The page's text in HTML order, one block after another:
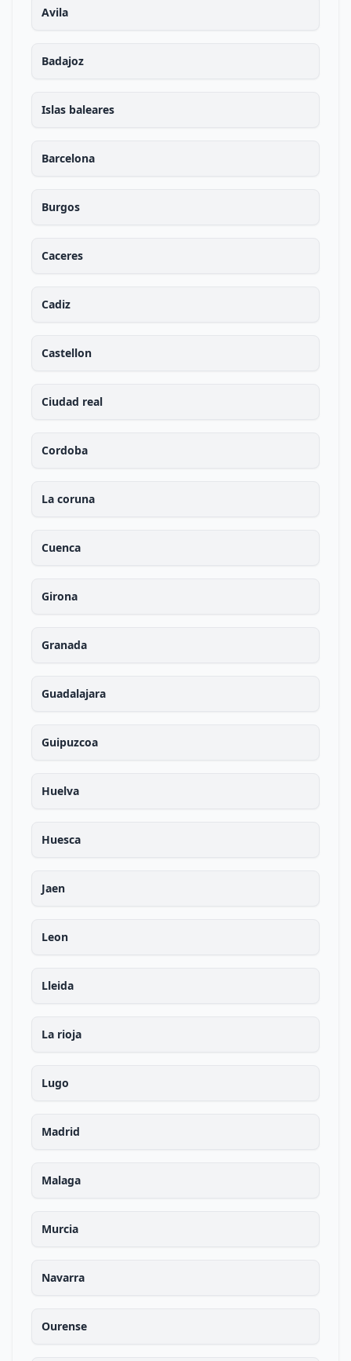
Avila
Badajoz
Islas baleares
Barcelona
Burgos
Caceres
Cadiz
Castellon
Ciudad real
Cordoba
La coruna
Cuenca
Girona
Granada
Guadalajara
Guipuzcoa
Huelva
Huesca
Jaen
Leon
Lleida
La rioja
Lugo
Madrid
Malaga
Murcia
Navarra
Ourense